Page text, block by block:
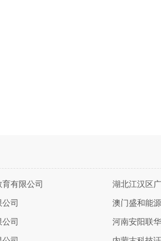
有限公司 湖北江汉区
司 澳门盛和能
司 河南安阳联